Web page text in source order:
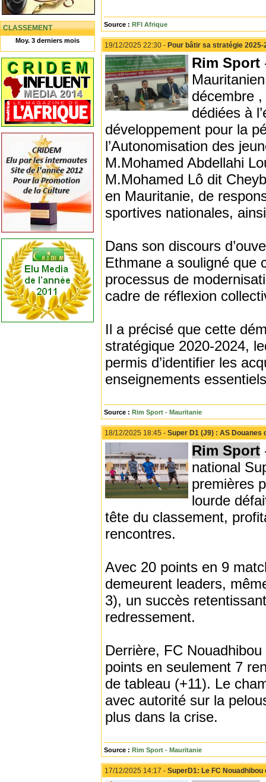
CLASSEMENT
Moy. 3 derniers mois
Source : RFI Afrique
19/12/2025 22:30 - Pour bâtir sa stratégie
Rim Sport
décembre
dédiées à
développement pour la
l’Autonomisation des
M.Mohamed Abdellahi
M.Mohamed Lô dit
en Mauritanie, de
sportives nationales,
Dans son discours
Ethmane a souligné que
processus de
cadre de réflexion
Il a précisé que cette
stratégique 2020-2024,
permis d’identifier les
enseignements
Source : Rim Sport - Mauritanie
18/12/2025 18:45 - Super D1 (J9) : AS Douanes
Rim Sport
national
premières
lourde
tête du classement,
rencontres.
Avec 20 points en 9
demeurent leaders,
3), un succès
redressement.
Derrière, FC
points en seulement 7
de tableau (+11). Le
avec autorité sur la
plus dans la crise.
Source : Rim Sport - Mauritanie
17/12/2025 14:17 - SuperD1: Le FC